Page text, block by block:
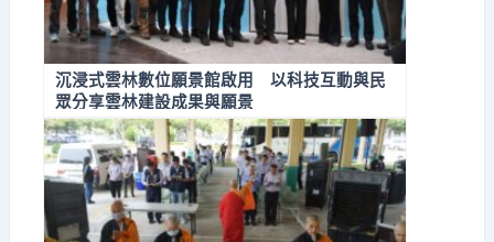
沉浸式雲林數位願景館啟用 以科技互動與民
眾分享雲林建設成果與願景